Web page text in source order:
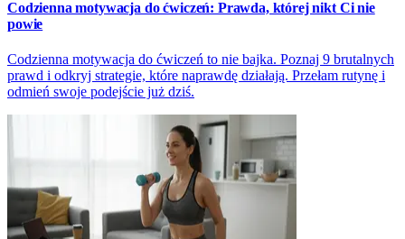
Codzienna motywacja do ćwiczeń: Prawda, której nikt Ci nie
powie
Codzienna motywacja do ćwiczeń to nie bajka. Poznaj 9 brutalnych
prawd i odkryj strategie, które naprawdę działają. Przełam rutynę i
odmień swoje podejście już dziś.